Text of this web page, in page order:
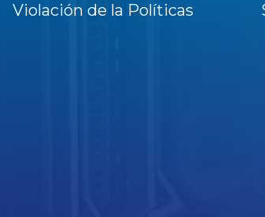
Violación de la Políticas